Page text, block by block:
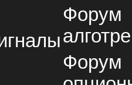
Форум
Форум